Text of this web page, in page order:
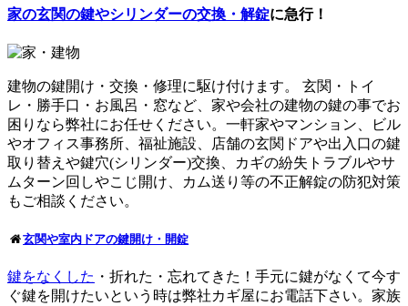
家の玄関の鍵やシリンダーの交換・解錠に急行！
建物の鍵開け・交換・修理に駆け付けます。 玄関・トイ
レ・勝手口・お風呂・窓など、家や会社の建物の鍵の事でお
困りなら弊社にお任せください。一軒家やマンション、ビル
やオフィス事務所、福祉施設、店舗の玄関ドアや出入口の鍵
取り替えや鍵穴(シリンダー)交換、カギの紛失トラブルやサ
ムターン回しやこじ開け、カム送り等の不正解錠の防犯対策
もご相談ください。
玄関や室内ドアの鍵開け・開錠
鍵をなくした ・折れた・忘れてきた！手元に鍵がなくて今す
ぐ鍵を開けたいという時は弊社カギ屋にお電話下さい。家族